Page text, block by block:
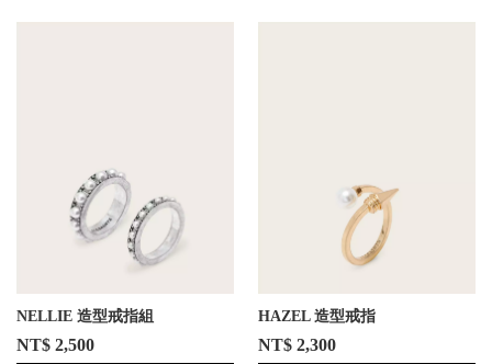
NELLIE 造型戒指組
NT$ 2,500
HAZEL 造型戒指
NT$ 2,300